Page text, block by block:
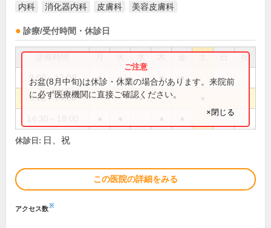
内科 消化器内科 皮膚科 美容皮膚科
診療/受付時間・休診日
祝
9:00～13:00 ● ● ● ●
9:00～14:00 ●
お盆(8月中旬)は休診・休業の場合があります。来院前
に必ず医療機関に直接ご確認ください。
×閉じる
休診日: 日、祝
この医院の詳細をみる
アクセス数※